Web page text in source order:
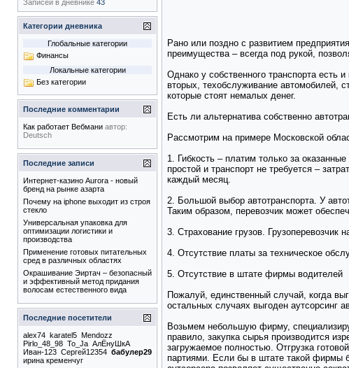
Рано или поздно с развитием
преимущества – всегда под рукой,
Однако у собственного транспорта есть
вторых, техобслуживание автомобилей,
которые стоят немалых денег.
Есть ли альтернатива собственно
Рассмотрим на примере Московской
1. Гибкость – платим только за
простой и транспорт не требуется –
каждый месяц.
2. Большой выбор автотранспорта. У
Таким образом, перевозчик может
3. Страхование грузов. Грузоперевозчик
4. Отсутствие платы за техническое
5. Отсутствие в штате фирмы водителей
Пожалуй, единственный случай, когда
остальных случаях выгоден аутсорсинг
Возьмем небольшую фирму,
правило, закупка сырья производится
загружаемое полностью. Отгрузка
партиями. Если бы в штате такой фирмы
Записей в дневнике 43
Категории дневника
Глобальные категории
Финансы
Локальные категории
Без категории
Последние комментарии
Как работает Вебмани автор:
Deutsch
Последние записи
Интернет-казино Aurora - новый
бренд на рынке азарта
Почему на iphone выходит из строя
стекло
Универсальная упаковка для
оптимизации логистики и
производства
Применение готовых питательных
сред в различных областях
Окрашивание Эиртач – безопасный
и эффективный метод придания
волосам естественного вида
Последние посетители
alex74 karatel5 Mendozz
Pirlo_48_98 To_Ja АлËнуШкА
Иван-123 Сергей12354 бабулер29
ирина кременчуг